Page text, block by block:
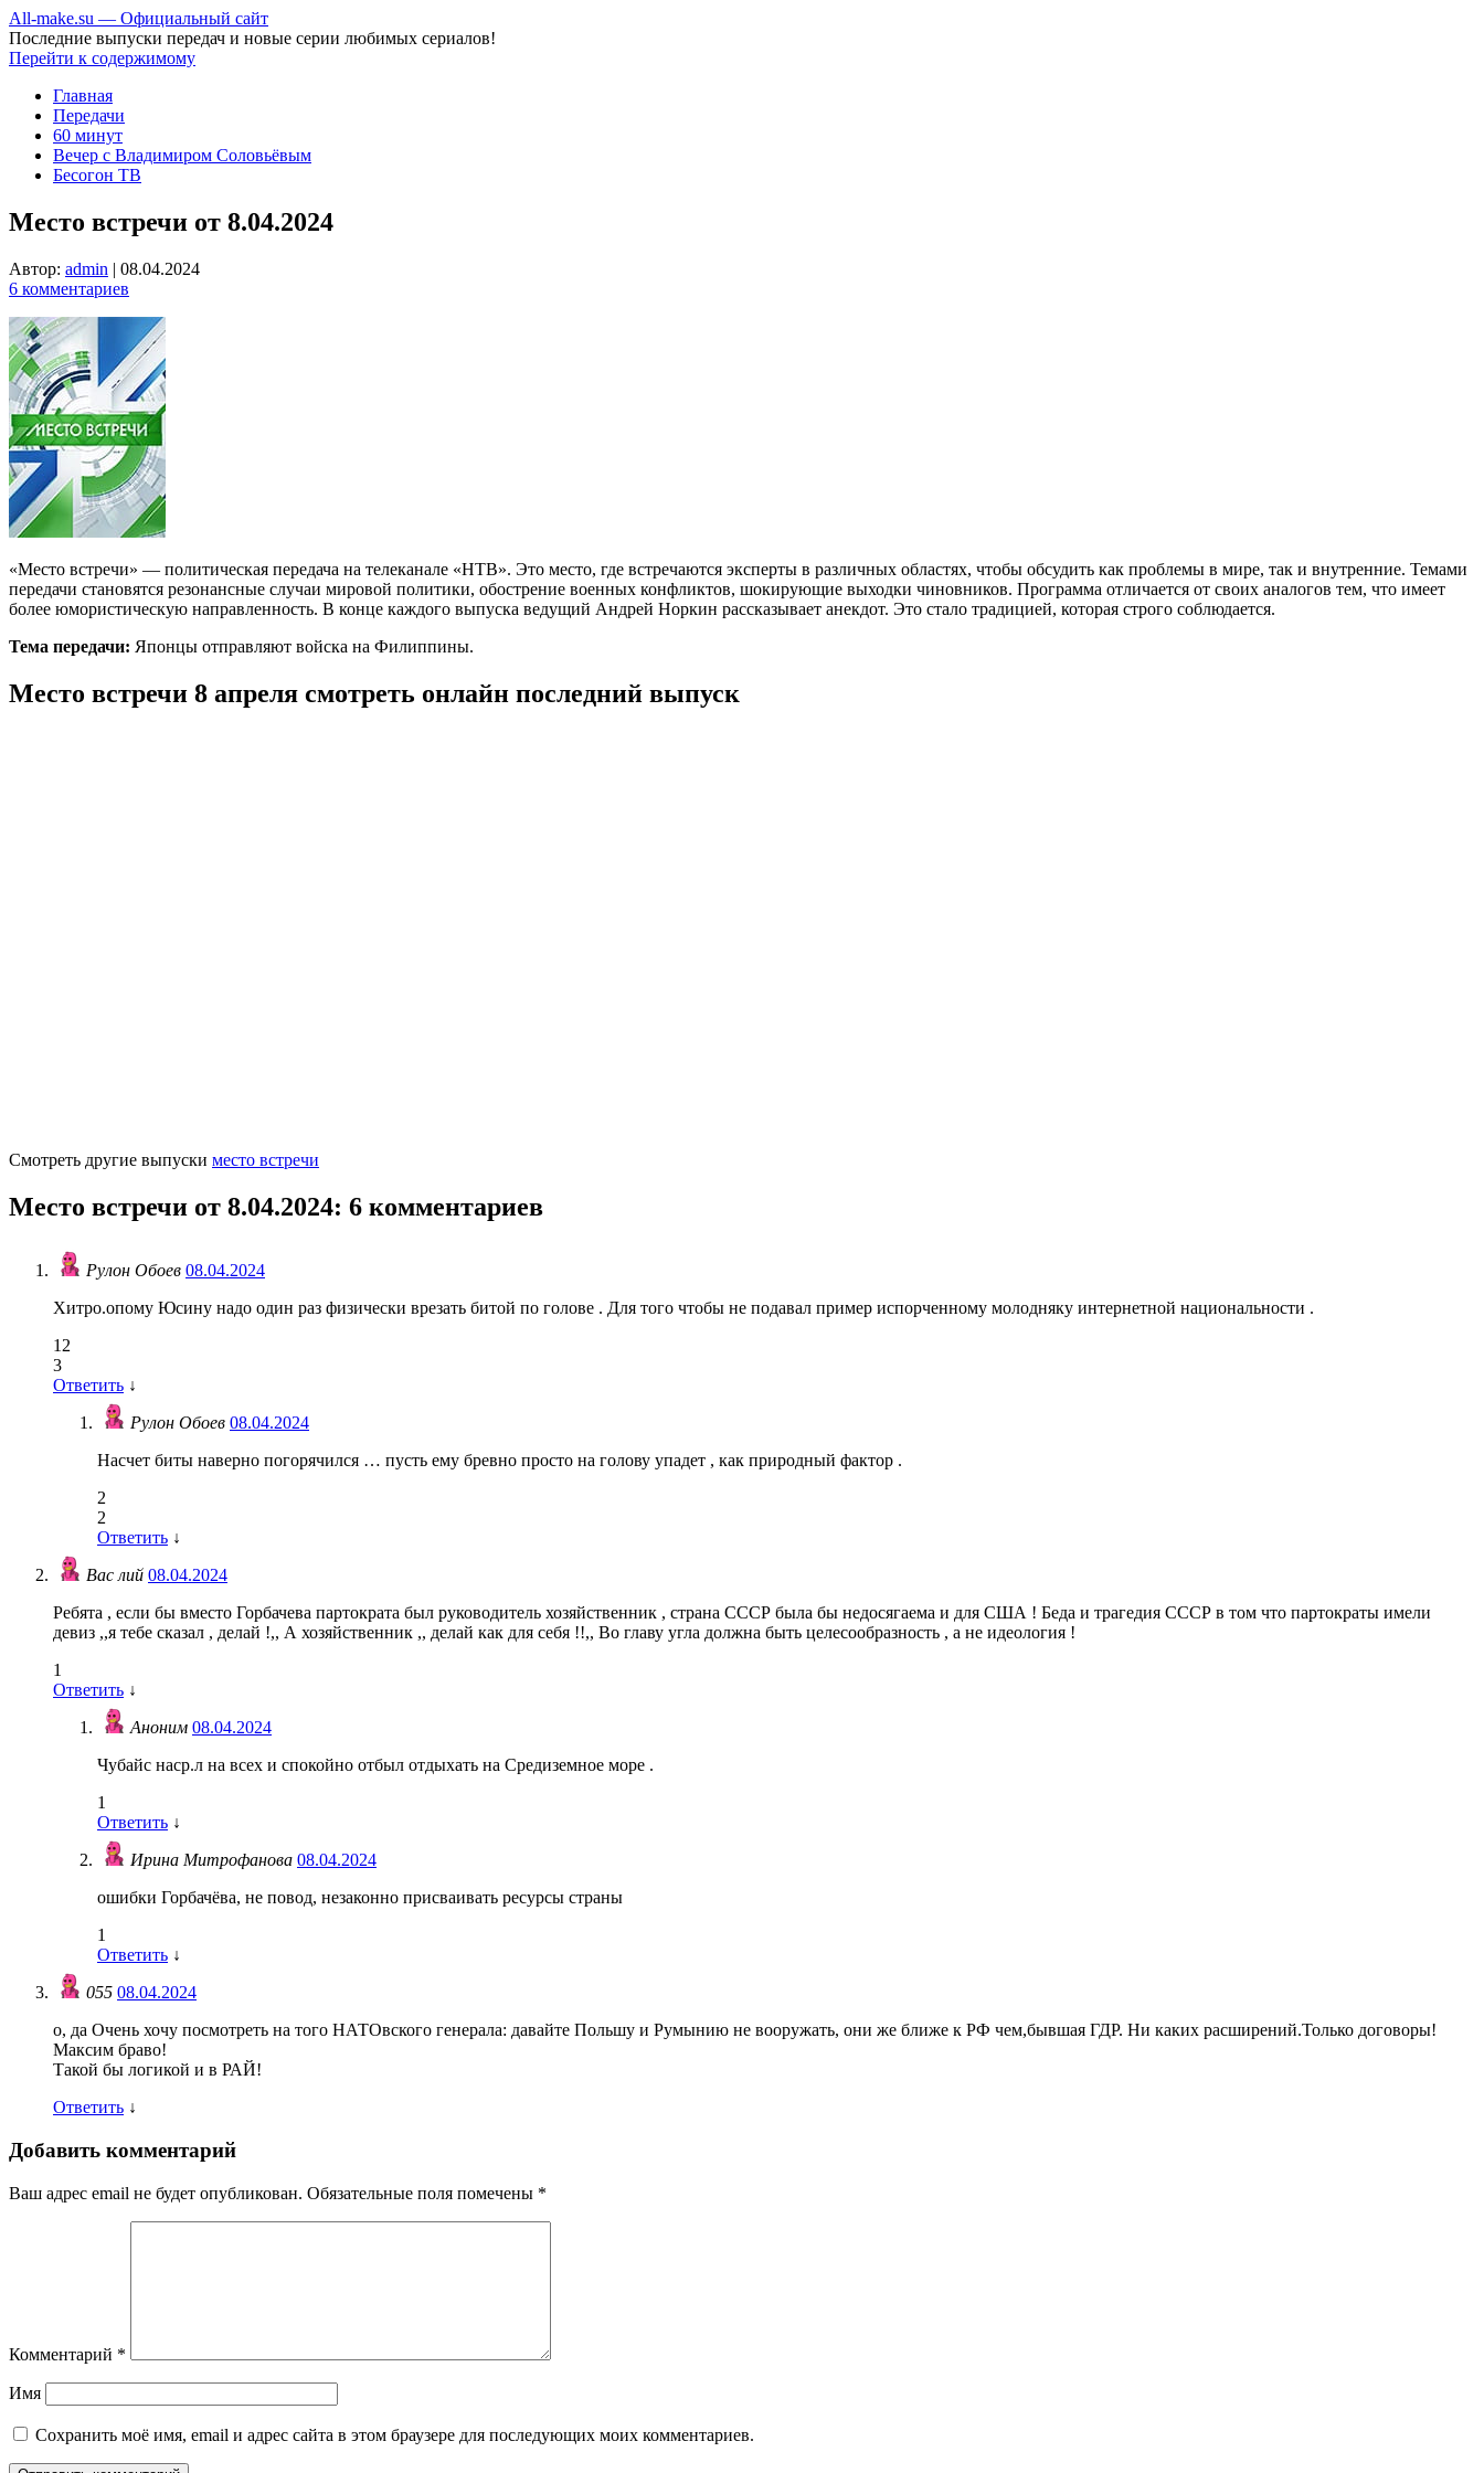
All-make.su — Официальный сайт
Последние выпуски передач и новые серии любимых сериалов!
Перейти к содержимому
Главная
Передачи
60 минут
Вечер с Владимиром Соловьёвым
Бесогон ТВ
Место встречи от 8.04.2024
Автор: admin | 08.04.2024
6 комментариев
«Место встречи» — политическая передача на телеканале «НТВ». Это место, где встречаются эксперты в различных областях, чтобы обсудить как проблемы в мире, так и внутренние. Темами
передачи становятся резонансные случаи мировой политики, обострение военных конфликтов, шокирующие выходки чиновников. Программа отличается от своих аналогов тем, что имеет
более юмористическую направленность. В конце каждого выпуска ведущий Андрей Норкин рассказывает анекдот. Это стало традицией, которая строго соблюдается.
Тема передачи: Японцы отправляют войска на Филиппины.
Место встречи 8 апреля смотреть онлайн последний выпуск
Смотреть другие выпуски место встречи
Место встречи от 8.04.2024: 6 комментариев
Рулон Обоев 08.04.2024
Хитро.опому Юсину надо один раз физически врезать битой по голове . Для того чтобы не подавал пример испорченному молодняку интернетной национальности .
12
3
Ответить ↓
Рулон Обоев 08.04.2024
Насчет биты наверно погорячился … пусть ему бревно просто на голову упадет , как природный фактор .
2
2
Ответить ↓
Вас лий 08.04.2024
Ребята , если бы вместо Горбачева партократа был руководитель хозяйственник , страна СССР была бы недосягаема и для США ! Беда и трагедия СССР в том что партократы имели
девиз ,,я тебе сказал , делай !,, А хозяйственник ,, делай как для себя !!,, Во главу угла должна быть целесообразность , а не идеология !
1
Ответить ↓
Аноним 08.04.2024
Чубайс наср.л на всех и спокойно отбыл отдыхать на Средиземное море .
1
Ответить ↓
Ирина Митрофанова 08.04.2024
ошибки Горбачёва, не повод, незаконно присваивать ресурсы страны
1
Ответить ↓
055 08.04.2024
о, да Очень хочу посмотреть на того НАТОвского генерала: давайте Польшу и Румынию не вооружать, они же ближе к РФ чем,бывшая ГДР. Ни каких расширений.Только договоры!
Максим браво!
Такой бы логикой и в РАЙ!
Ответить ↓
Добавить комментарий
Ваш адрес email не будет опубликован. Обязательные поля помечены *
Комментарий *
Имя
Сохранить моё имя, email и адрес сайта в этом браузере для последующих моих комментариев.